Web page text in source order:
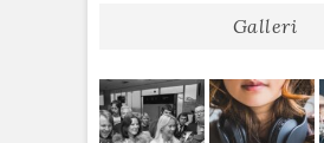
Galleri